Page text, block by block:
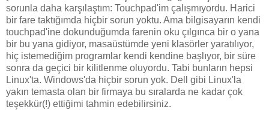
sorunla daha karşılaştım: Touchpad'im çalışmıyordu. Harici
bir fare taktığımda hiçbir sorun yoktu. Ama bilgisayarın kendi
touchpad'ine dokunduğumda farenin oku çılgınca bir o yana
bir bu yana gidiyor, masaüstümde yeni klasörler yaratılıyor,
hiç istemediğim programlar kendi kendine başlıyor, bir süre
sonra da geçici bir kilitlenme oluyordu. Tabi bunların hepsi
Linux'ta. Windows'da hiçbir sorun yok. Dell gibi Linux'la
yakın temasta olan bir firmaya bu sıralarda ne kadar çok
teşekkür(!) ettiğimi tahmin edebilirsiniz.